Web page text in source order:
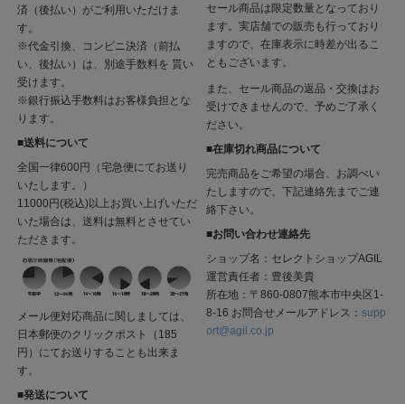
済（後払い）がご利用いただけま
す。
※代金引換、コンビニ決済（前払
い、後払い）は、別途手数料を 貰い
受けます。
※銀行振込手数料はお客様負担とな
ります。
■送料について
全国一律600円（宅急便にてお送り
いたします。）
11000円(税込)以上お買い上げいただ
いた場合は、送料は無料とさせてい
ただきます。
メール便対応商品に関しましては、
日本郵便のクリックポスト（185
円）にてお送りすることも出来ま
す。
■発送について
セール商品は限定数量となっており
ます。実店舗での販売も行っており
ますので、在庫表示に時差が出るこ
ともございます。
また、セール商品の返品・交換はお
受けできませんので、予めご了承く
ださい。
■在庫切れ商品について
完売商品をご希望の場合、お調べい
たしますので、下記連絡先までご連
絡下さい。
■お問い合わせ連絡先
ショップ名：セレクトショップAGIL
運営責任者：豊後美貴
所在地：〒860-0807熊本市中央区1-
8-16 お問合せメールアドレス：supp
ort@agil.co.jp